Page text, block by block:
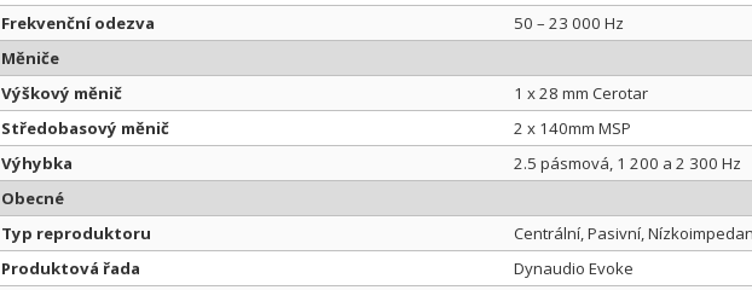
Frekvenční odezva
50 – 23 000 Hz
Měniče
Výškový měnič
1 x 28 mm Cerotar
Středobasový měnič
2 x 140mm MSP
Výhybka
2.5 pásmová, 1 200 a 2 300 Hz
Obecné
Typ reproduktoru
Centrální, Pasivní,
Produktová řada
Dynaudio Evoke